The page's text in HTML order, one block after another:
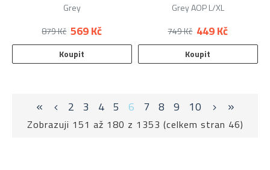
Grey
569 Kč
879 Kč
Koupit
Grey AOP L/XL
449 Kč
749 Kč
Koupit
2 3 4 5 6 7 8 9 10
Zobrazuji 151 až 180 z 1353 (celkem stran 46)